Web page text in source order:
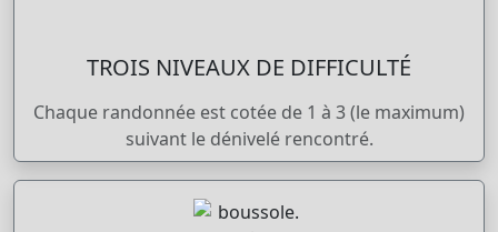
TROIS NIVEAUX DE DIFFICULTÉ
Chaque randonnée est cotée de 1 à 3 (le maximum)
suivant le dénivelé rencontré.